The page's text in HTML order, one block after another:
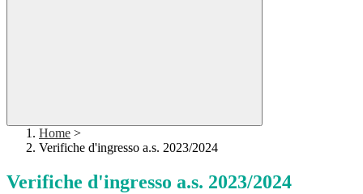
Home >
Verifiche d'ingresso a.s. 2023/2024
Verifiche d'ingresso a.s. 2023/2024